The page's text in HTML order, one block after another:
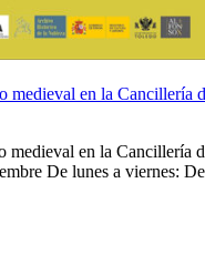
medieval en la Cancillería
medieval en la Cancillería
De lunes a viernes: De